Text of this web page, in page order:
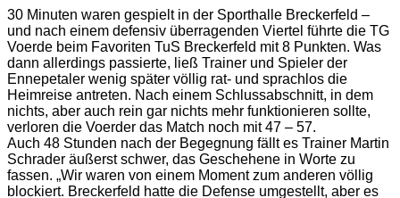
30 Minuten waren gespielt in der Sporthalle Breckerfeld –
und nach einem defensiv überragenden Viertel führte die TG
Voerde beim Favoriten TuS Breckerfeld mit 8 Punkten. Was
dann allerdings passierte, ließ Trainer und Spieler der
Ennepetaler wenig später völlig rat- und sprachlos die
Heimreise antreten. Nach einem Schlussabschnitt, in dem
nichts, aber auch rein gar nichts mehr funktionieren sollte,
verloren die Voerder das Match noch mit 47 – 57.
Auch 48 Stunden nach der Begegnung fällt es Trainer Martin
Schrader äußerst schwer, das Geschehene in Worte zu
fassen. „Wir waren von einem Moment zum anderen völlig
blockiert. Breckerfeld hatte die Defense umgestellt, aber es